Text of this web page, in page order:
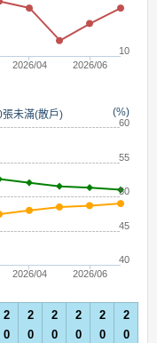
2026/04 2026/06
10
(%)
未滿(散戶)
2026/04 2026/06
40
45
50
55
60
2
0
2
0
2
0
2
0
2
0
2
0